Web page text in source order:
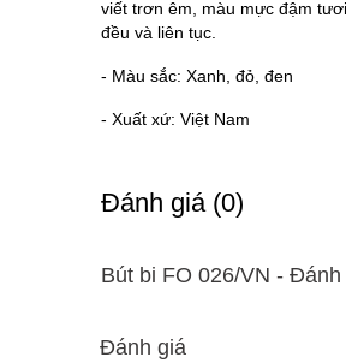
viết trơn êm, màu mực đậm
đều và liên tục.
- Màu sắc: Xanh, đỏ, đen
- Xuất xứ: Việt Nam
Ðánh giá (0)
Bút bi FO 026/VN - Ðánh
Đánh giá